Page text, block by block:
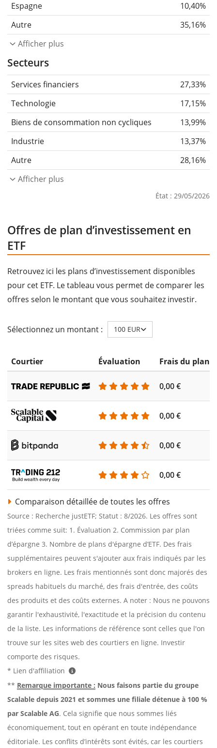
Espagne
10,40%
Autre
35,16%
Afficher plus
Secteurs
Services financiers
27,33%
Technologie
17,15%
Biens de consommation non cycliques
13,99%
Industrie
13,37%
Autre
28,16%
Afficher plus
État : 29/05/2026
Offres de plan d’investissement en
ETF
Retrouvez ici les plans d’investissement disponibles
pour cet ETF. Le tableau vous permet de comparer les
offres selon le montant que vous souhaitez investir.
Sélectionnez un montant : 100 EUR
Courtier Évaluation Frais du plan
0,00 €
0,00 €
0,00 €
0,00 €
Comparaison détaillée de toutes les offres
Source : Recherche justETF; Statut : 8/2026. Les offres sont
triées comme suit: 1. Évaluation 2. Commission par plan
d’épargne 3. Nombre de plans d'épargne d’ETF. Des frais
supplémentaires peuvent s'ajouter aux frais indiqués par les
brokers en ligne. Les frais mentionnés sont donc majorés des
spreads habituels du marché, des frais d'entrée, des coûts
des produits et des coûts externes. A noter : Nous ne pouvons
garantir l'exhaustivité, l'exactitude et la précision du contenu
de la liste. Les informations de référence sont celles que l'on
trouve sur les sites web des courtiers en ligne. Investir
comporte des risques.
* Lien d'affiliation
** Remarque importante : Nous faisons partie du groupe
Scalable depuis 2021 et sommes une filiale détenue à 100 %
par Scalable AG. Cela signifie que nous sommes liés
économiquement, tout en opérant en toute indépendance
éditoriale. Les conflits d’intérêts sont évités, car les courtiers